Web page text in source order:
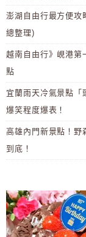
澎湖自由行最方便攻
總整理)
越南自由行》峴港第
點
宜蘭雨天冷氣景點「
爆笑程度爆表！
高雄內門新景點！野
到底！